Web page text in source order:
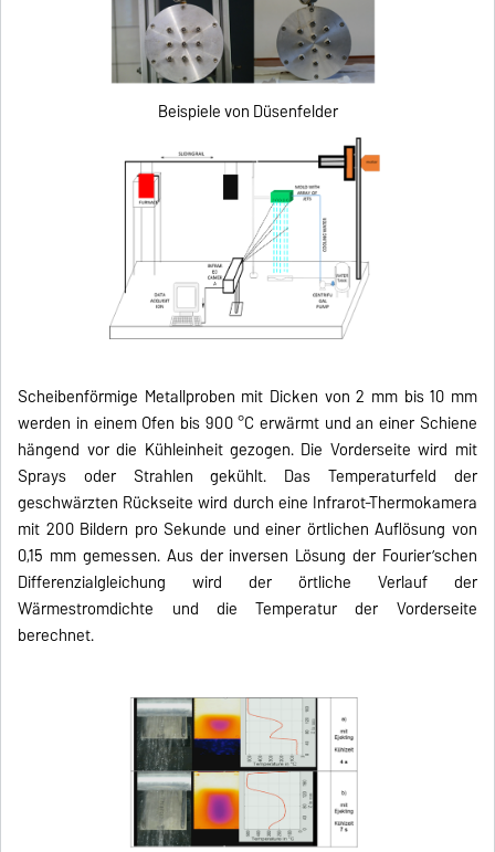
Beispiele von Düsenfelder
Scheibenförmige Metallproben mit Dicken von 2 mm bis 10 mm
werden in einem Ofen bis 900 °C erwärmt und an einer Schiene
hängend vor die Kühleinheit gezogen. Die Vorderseite wird mit
Sprays oder Strahlen gekühlt. Das Temperaturfeld der
geschwärzten Rückseite wird durch eine Infrarot-Thermokamera
mit 200 Bildern pro Sekunde und einer örtlichen Auflösung von
0,15 mm gemessen. Aus der inversen Lösung der Fourier’schen
Differenzialgleichung wird der örtliche Verlauf der
Wärmestromdichte und die Temperatur der Vorderseite
berechnet.